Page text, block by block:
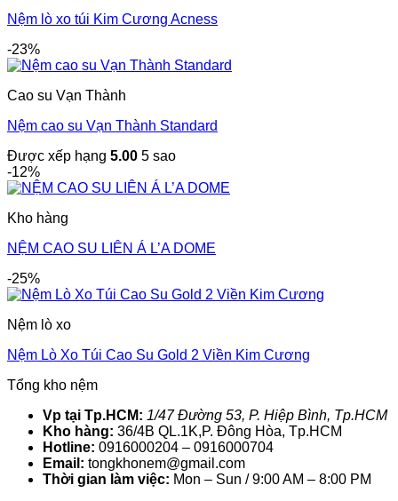
Nệm lò xo túi Kim Cương Acness
-23%
Cao su Vạn Thành
Nệm cao su Vạn Thành Standard
Được xếp hạng 5.00 5 sao
-12%
Kho hàng
NỆM CAO SU LIÊN Á L’A DOME
-25%
Nệm lò xo
Nệm Lò Xo Túi Cao Su Gold 2 Viền Kim Cương
Tổng kho nệm
Vp tại Tp.HCM: 1/47 Đường 53, P. Hiệp Bình, Tp.HCM
Kho hàng: 36/4B QL.1K,P. Đông Hòa, Tp.HCM
Hotline: 0916000204 – 0916000704
Email: tongkhonem@gmail.com
Thời gian làm việc: Mon – Sun / 9:00 AM – 8:00 PM